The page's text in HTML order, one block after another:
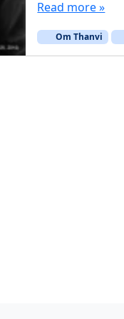
Read more »
Om Thanvi